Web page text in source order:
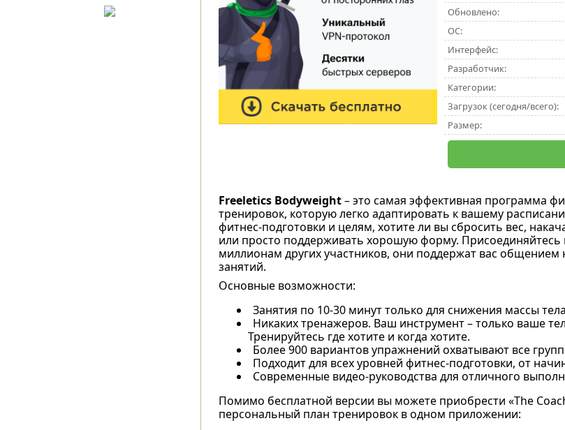
Обновлено:
ОС:
Интерфейс:
Разработчик:
Категории:
Загрузок (сегодня/всего):
Размер:
Freeletics Bodyweight– это самая эффективная программа
тренировок, которую легко адаптировать к вашему
фитнес-подготовки и целям, хотите ли вы сбросить вес,
или просто поддерживать хорошую форму. Присоединяйтесь
миллионам других участников, они поддержат вас общением
занятий.
Основные возможности:
Занятия по 10-30 минут только для снижения массы
Никаких тренажеров. Ваш инструмент – только ваше
Тренируйтесь где хотите и когда хотите.
Более 900 вариантов упражнений охватывают все
Подходит для всех уровней фитнес-подготовки, от
Современные видео-руководства для отличного
Помимо бесплатной версии вы можете приобрести «The
персональный план тренировок в одном приложении: